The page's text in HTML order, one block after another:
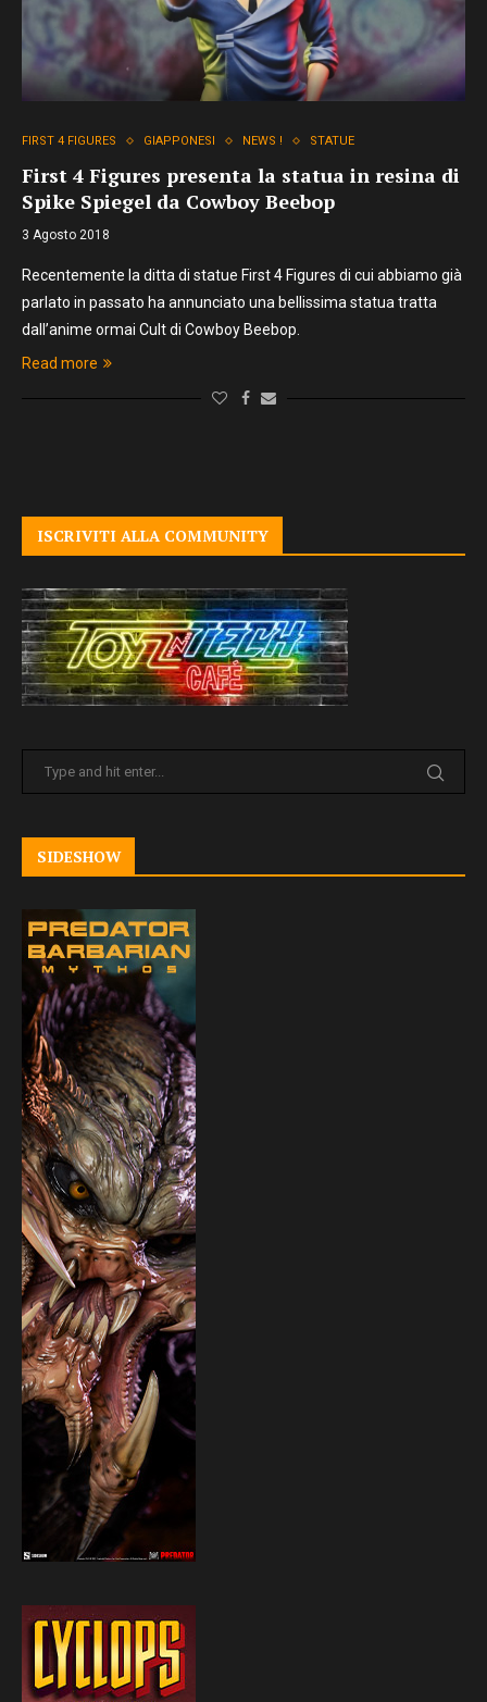
FIRST 4 FIGURES GIAPPONESI NEWS ! STATUE
First 4 Figures presenta la statua in resina di
Spike Spiegel da Cowboy Beebop
3 Agosto 2018
Recentemente la ditta di statue First 4 Figures di cui abbiamo già
parlato in passato ha annunciato una bellissima statua tratta
dall’anime ormai Cult di Cowboy Beebop.
Read more
ISCRIVITI ALLA COMMUNITY
SIDESHOW